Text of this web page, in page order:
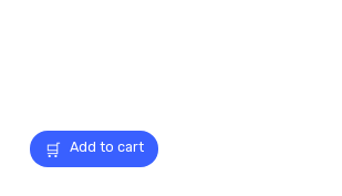
Add to cart